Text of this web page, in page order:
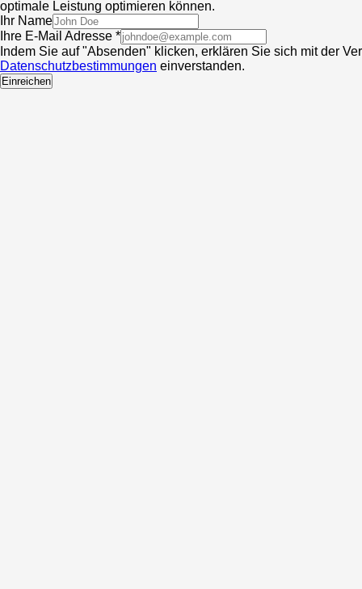
optimale Leistung optimieren können.
Ihr Name
Ihre E-Mail Adresse *
Indem Sie auf "Absenden" klicken, erklären Sie sich mit der
Datenschutzbestimmungen einverstanden.